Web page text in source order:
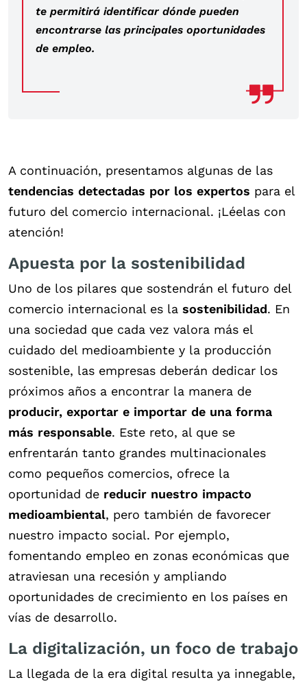
te permitirá identificar dónde pueden
encontrarse las principales oportunidades
de empleo.
A continuación, presentamos algunas de las
tendencias detectadas por los expertos para el
futuro del comercio internacional. ¡Léelas con
atención!
Apuesta por la sostenibilidad
Uno de los pilares que sostendrán el futuro del
comercio internacional es la sostenibilidad. En
una sociedad que cada vez valora más el
cuidado del medioambiente y la producción
sostenible, las empresas deberán dedicar los
próximos años a encontrar la manera de
producir, exportar e importar de una forma
más responsable. Este reto, al que se
enfrentarán tanto grandes multinacionales
como pequeños comercios, ofrece la
oportunidad de reducir nuestro impacto
medioambiental, pero también de favorecer
nuestro impacto social. Por ejemplo,
fomentando empleo en zonas económicas que
atraviesan una recesión y ampliando
oportunidades de crecimiento en los países en
vías de desarrollo.
La digitalización, un foco de trabajo
La llegada de la era digital resulta ya innegable,